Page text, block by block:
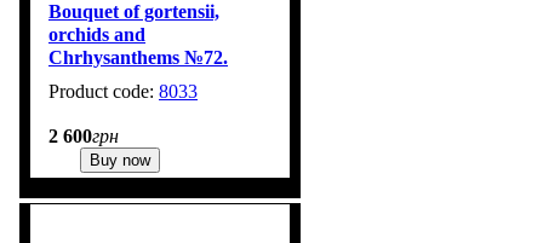
Bouquet of gortensii,
orchids and
Chrhysanthems №72.
Flowers Delivery Kyiv
8033
2 600грн
Buy now